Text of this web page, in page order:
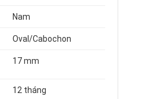
Nam
Oval/Cabochon
17 mm
12 tháng